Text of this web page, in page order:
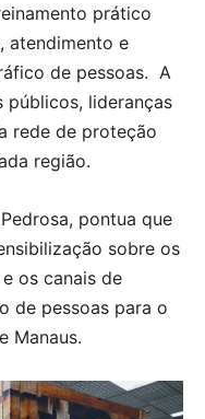
prático
atendimento e
de pessoas. A
públicos, lideranças
rede de proteção
região.
pontua que
sobre os
os canais de
de pessoas para o
Manaus.